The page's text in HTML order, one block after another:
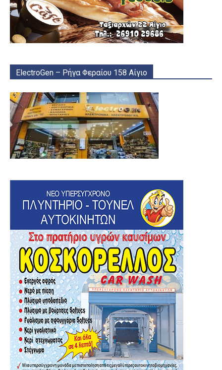
ElectroGen – Ρήγα Φεραίου 158 Αίγιο